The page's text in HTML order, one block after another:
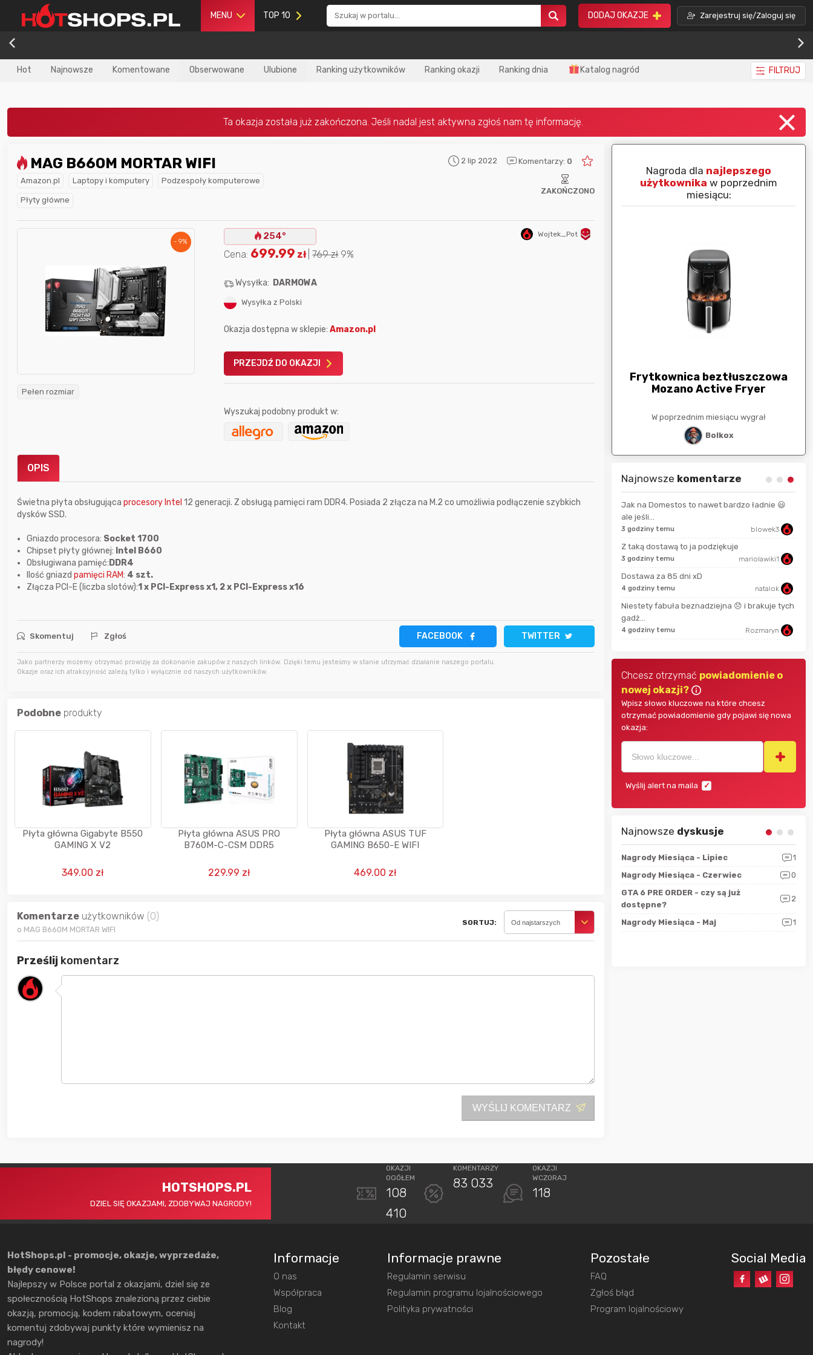
MENU TOP 10 DODAJ OKAZJE Zarejestruj się/Zaloguj się
Hot Najnowsze Komentowane Obserwowane Ulubione Ranking użytkowników Ranking okazji Ranking dnia Katalog nagród FILTRUJ
MAG B660M MORTAR WIFI 2 lip 2022 Komentarzy: 0
Amazon.pl Laptopy i komputery Podzespoły komputerowe
Płyty główne
ZAKOŃCZONO
- 9%
Pełen rozmiar
254° Wojtek_Pot
Cena: 699.99 zł 769zł 9%
Wysyłka: DARMOWA
Wysyłka z Polski
Okazja dostępna w sklepie:Amazon.pl
PRZEJDŹ DO OKAZJI
Wyszukaj podobny produkt w:
OPIS
Świetna płyta obsługująca procesory Intel 12 generacji. Z obsługą pamięci ram DDR4. Posiada 2 złącza na M.2 co umożliwia podłączenie szybkich
dysków SSD.
Gniazdo procesora: Socket 1700
Chipset płyty głównej: Intel B660
Obsługiwana pamięć: DDR4
Ilość gniazd pamięci RAM: 4 szt.
Złącza PCI-E (liczba slotów):1 x PCI-Express x1, 2 x PCI-Express x16
Skomentuj Zgłoś FACEBOOK TWITTER
Jako partnerzy możemy otrzymać prowizję za dokonanie zakupów z naszych linków. Dzięki temu jesteśmy w stanie utrzymać działanie naszego portalu.
Okazje oraz ich atrakcyjność zależą tylko i wyłącznie od naszych użytkowników.
Podobne produkty
Płyta główna Gigabyte B550
GAMING X V2
349.00 zł
Płyta główna ASUS PRO
B760M-C-CSM DDR5
229.99 zł
Płyta główna ASUS TUF
GAMING B650-E WIFI
469.00 zł
Komentarze użytkowników (0)
o MAG B660M MORTAR WIFI
SORTUJ: Od najstarszych
Prześlij komentarz
WYŚLIJ KOMENTARZ
najlepszego
w poprzednim
beztłuszczowa
Active Fryer
Nagroda dla najlepszego
użytkownikaw tym miesiącu:
Gofrownica GÖTZE & JENSEN
DW900 1600W
Karta podarunkowa
Allegro 150zł
w poprzednim miesiącu:
Nagroda dla najlepszego
użytkownika w poprzednim
miesiącu:
Frytkownica beztłuszczowa
Mozano Active Fryer
W poprzednim miesiącu wygrał
Bolkox
Najnowsze komentarze
3 godziny temu
4 godziny temu natalok 38 minut temu
hanysbo
Jak na Domestos to nawet bardzo ładnie 😃
ale jeśli...
3 godziny temu blowek3
Z taką dostawą to ja podziękuje
3 godziny temu mariolawiki1
Dostawa za 85 dni xD
4 godziny temu natalok
Niestety fabuła beznadziejna 😞 i brakuje tych
gadż...
4 godziny temu Rozmaryn
Chcesz otrzymać powiadomienie o
nowej okazji?
Wpisz słowo kluczowe na które chcesz
otrzymać powiadomienie gdy pojawi się nowa
okazja:
Wyślij alert na maila
Najnowsze dyskusje
Nagrody Miesiąca - Marzec
Nagrody Miesiąca - Lipiec
1
Nagrody Miesiąca - Czerwiec
0
GTA 6 PRE ORDER - czy są już
dostępne?
2
Nagrody Miesiąca - Maj 1
HOTSHOPS.PL
DZIEL SIĘ OKAZJAMI, ZDOBYWAJ NAGRODY!
OKAZJI
OGÓŁEM
108
410
KOMENTARZY
83 033
OKAZJI
WCZORAJ
118
HotShops.pl - promocje, okazje, wyprzedaże,
błędy cenowe!
Najlepszy w Polsce portal z okazjami, dziel się ze
społecznością HotShops znalezioną przez ciebie
okazją, promocją, kodem rabatowym, oceniaj
komentuj zdobywaj punkty które wymienisz na
nagrody!
Informacje
O nas
Współpraca
Blog
Kontakt
Informacje prawne
Regulamin serwisu
Regulamin programu lojalnościowego
Polityka prywatności
Pozostałe
FAQ
Zgłoś błąd
Program lojalnościowy
Social Media